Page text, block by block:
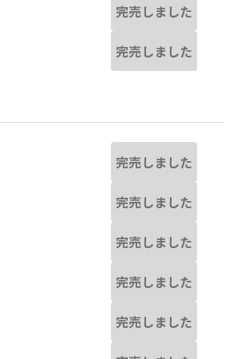
完売しました
完売しました
完売しました
完売しました
完売しました
完売しました
完売しました